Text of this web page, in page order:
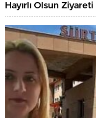
Hayırlı Olsun Ziyareti